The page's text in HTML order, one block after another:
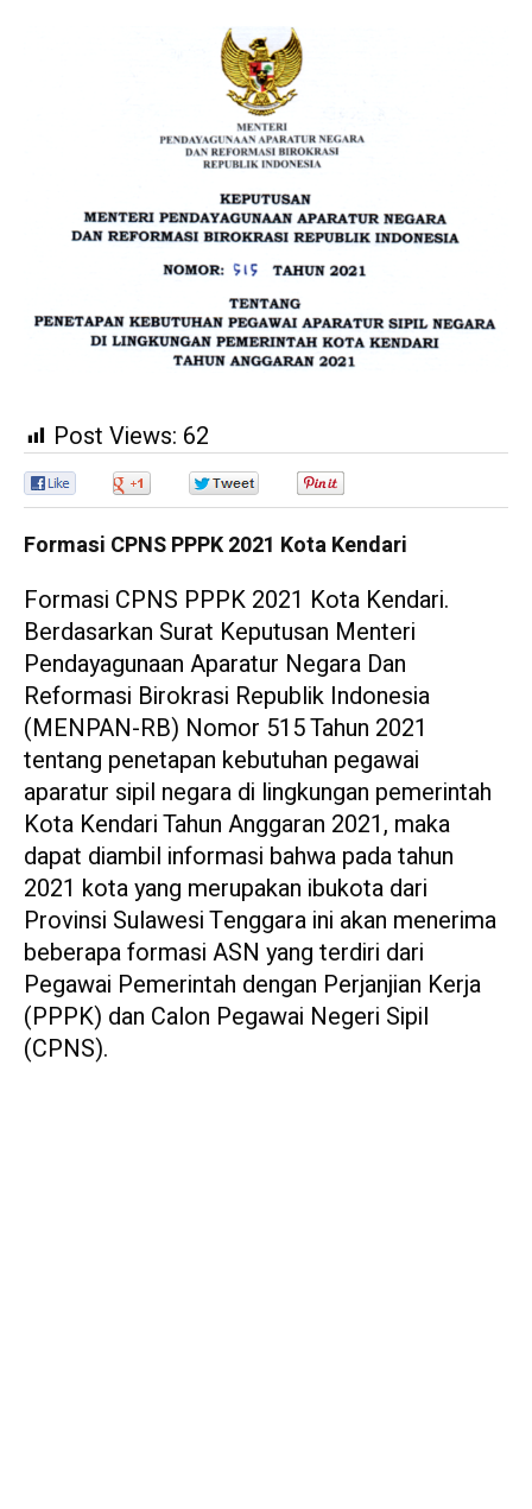
Post Views: 62
Formasi CPNS PPPK 2021 Kota Kendari
Formasi CPNS PPPK 2021 Kota Kendari.
Berdasarkan Surat Keputusan Menteri
Pendayagunaan Aparatur Negara Dan
Reformasi Birokrasi Republik Indonesia
(MENPAN-RB) Nomor 515 Tahun 2021
tentang penetapan kebutuhan pegawai
aparatur sipil negara di lingkungan pemerintah
Kota Kendari Tahun Anggaran 2021, maka
dapat diambil informasi bahwa pada tahun
2021 kota yang merupakan ibukota dari
Provinsi Sulawesi Tenggara ini akan menerima
beberapa formasi ASN yang terdiri dari
Pegawai Pemerintah dengan Perjanjian Kerja
(PPPK) dan Calon Pegawai Negeri Sipil
(CPNS).